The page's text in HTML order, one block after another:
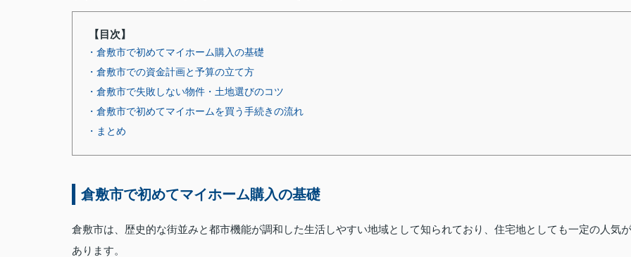
【目次】
・倉敷市で初めてマイホーム購入の基礎
・倉敷市での資金計画と予算の立て方
・倉敷市で失敗しない物件・土地選びのコツ
・倉敷市で初めてマイホームを買う手続きの流れ
・まとめ
倉敷市で初めてマイホーム購入の基礎
倉敷市は、歴史的な街並みと都市機能が調和した生活しやすい地域として知られており、住宅地としても一定の人気が
あります。